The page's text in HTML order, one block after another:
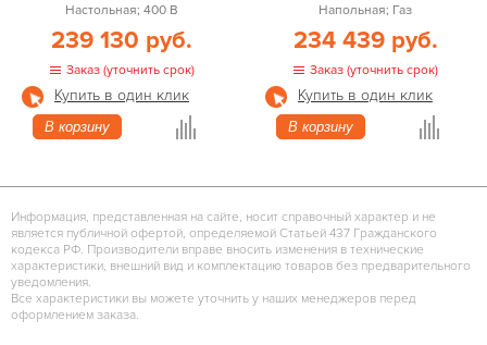
Настольная; 400 В
239 130 руб.
Заказ (уточнить срок)
Купить в один клик
В корзину
Напольная; Газ
234 439 руб.
Заказ (уточнить срок)
Купить в один клик
В корзину
Информация, представленная на сайте, носит справочный характер и не
является публичной офертой, определяемой Статьей 437 Гражданского
кодекса РФ. Производители вправе вносить изменения в технические
характеристики, внешний вид и комплектацию товаров без предварительного
уведомления.
Все характеристики вы можете уточнить у наших менеджеров перед
оформлением заказа.